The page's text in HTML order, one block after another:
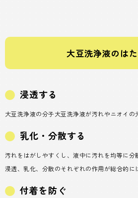
大豆洗浄液のは
浸透する
大豆洗浄液の分子大豆洗浄液が汚れやニオイの
乳化・分散する
汚れをはがしやすくし、液中に汚れを均等に分
浸透、乳化、分散のそれぞれの作用が総合的に
付着を防ぐ